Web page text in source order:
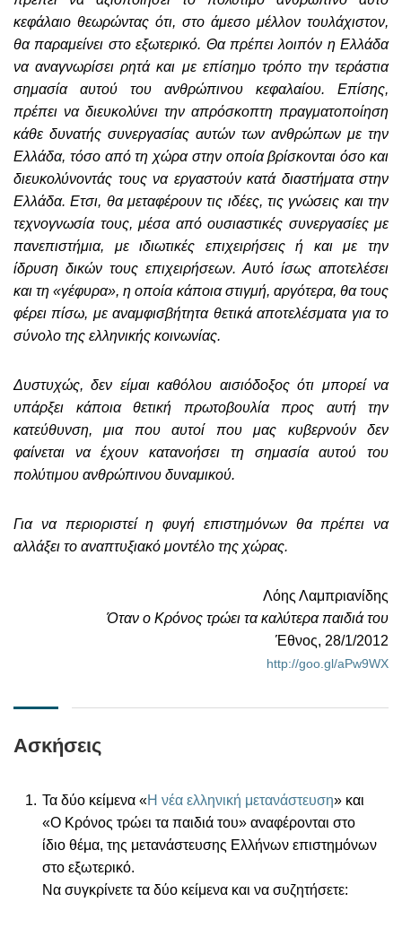
κεφάλαιο θεωρώντας ότι, στο άμεσο μέλλον τουλάχιστον,
θα παραμείνει στο εξωτερικό. Θα πρέπει λοιπόν η Ελλάδα
να αναγνωρίσει ρητά και με επίσημο τρόπο την τεράστια
σημασία αυτού του ανθρώπινου κεφαλαίου. Επίσης,
πρέπει να διευκολύνει την απρόσκοπτη πραγματοποίηση
κάθε δυνατής συνεργασίας αυτών των ανθρώπων με την
Ελλάδα, τόσο από τη χώρα στην οποία βρίσκονται όσο και
διευκολύνοντάς τους να εργαστούν κατά διαστήματα στην
Ελλάδα. Ετσι, θα μεταφέρουν τις ιδέες, τις γνώσεις και την
τεχνογνωσία τους, μέσα από ουσιαστικές συνεργασίες με
πανεπιστήμια, με ιδιωτικές επιχειρήσεις ή και με την
ίδρυση δικών τους επιχειρήσεων. Αυτό ίσως αποτελέσει
και τη «γέφυρα», η οποία κάποια στιγμή, αργότερα, θα τους
φέρει πίσω, με αναμφισβήτητα θετικά αποτελέσματα για το
σύνολο της ελληνικής κοινωνίας.
Δυστυχώς, δεν είμαι καθόλου αισιόδοξος ότι μπορεί να
υπάρξει κάποια θετική πρωτοβουλία προς αυτή την
κατεύθυνση, μια που αυτοί που μας κυβερνούν δεν
φαίνεται να έχουν κατανοήσει τη σημασία αυτού του
πολύτιμου ανθρώπινου δυναμικού.
Για να περιοριστεί η φυγή επιστημόνων θα πρέπει να
αλλάξει το αναπτυξιακό μοντέλο της χώρας.
Λόης Λαμπριανίδης
Όταν ο Κρόνος τρώει τα καλύτερα παιδιά του
Έθνος, 28/1/2012
http://goo.gl/aPw9WX
Ασκήσεις
Τα δύο κείμενα «Η νέα ελληνική μετανάστευση» και
«Ο Κρόνος τρώει τα παιδιά του» αναφέρονται στο
ίδιο θέμα, της μετανάστευσης Ελλήνων επιστημόνων
στο εξωτερικό.
Να συγκρίνετε τα δύο κείμενα και να συζητήσετε: